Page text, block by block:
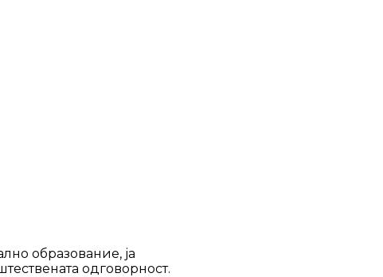
образование, ја
одговорност.